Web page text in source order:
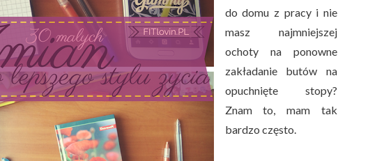
do domu z pracy i nie
masz najmniejszej
ochoty na ponowne
zakładanie butów na
opuchnięte stopy?
Znam to, mam tak
bardzo często.